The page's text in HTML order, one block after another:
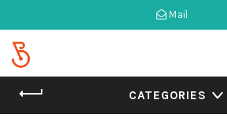
Mail
CATEGORIES